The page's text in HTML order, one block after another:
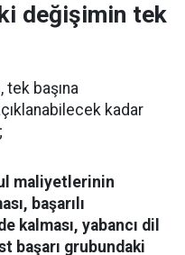
değişimin tek
tek başına
kadar
maliyetlerinin
başarılı
yabancı dil
başarı grubundaki